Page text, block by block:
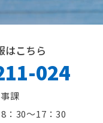
はこちら
024
課
8：30～17：30